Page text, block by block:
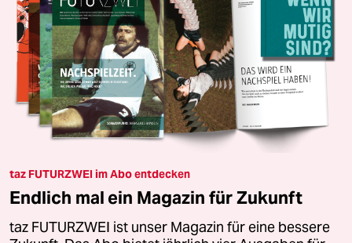
taz FUTURZWEI im Abo entdecken
Endlich mal ein Magazin für Zukunft
taz FUTURZWEI ist unser Magazin für eine bessere